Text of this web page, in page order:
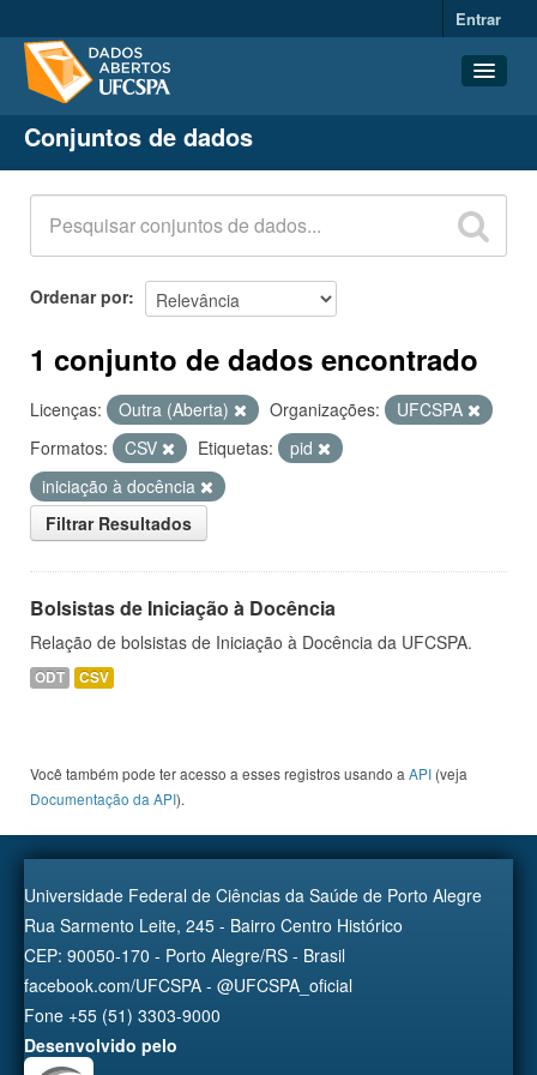
Entrar
Conjuntos de dados
Organizações
Grupos
Sobre
Conjuntos de dados
Ordenar por
1 conjunto de dados encontrado
Licenças: Outra (Aberta) Organizações:
UFCSPA
Formatos:
CSV Etiquetas:
pid
iniciação à docência
Filtrar Resultados
Bolsistas de Iniciação à Docência
Relação de bolsistas de Iniciação à Docência da UFCSPA.
ODT CSV
Você também pode ter acesso a esses registros usando a API (veja
Documentação da API).
Universidade Federal de Ciências da Saúde de Porto Alegre
Rua Sarmento Leite, 245 - Bairro Centro Histórico
CEP: 90050-170 - Porto Alegre/RS - Brasil
facebook.com/UFCSPA - @UFCSPA_oficial
Fone +55 (51) 3303-9000
Desenvolvido pelo